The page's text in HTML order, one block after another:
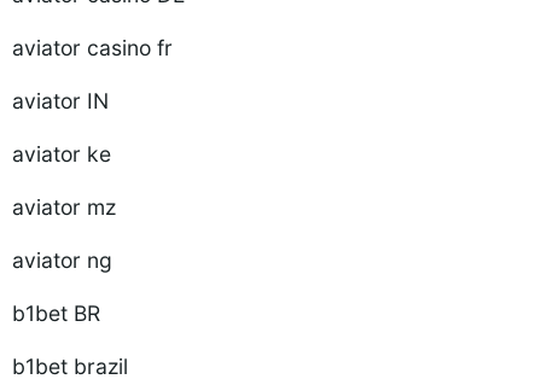
aviator casino fr
aviator IN
aviator ke
aviator mz
aviator ng
b1bet BR
b1bet brazil